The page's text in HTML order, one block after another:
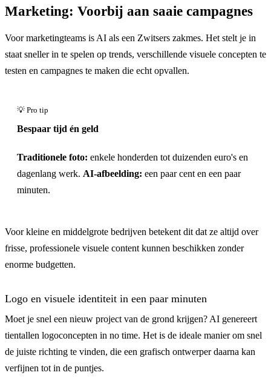
Marketing: Voorbij aan saaie campagnes
Voor marketingteams is AI als een Zwitsers zakmes. Het stelt je in
staat sneller in te spelen op trends, verschillende visuele concepten te
testen en campagnes te maken die echt opvallen.
Bespaar tijd én geld
Traditionele foto: enkele honderden tot duizenden euro's en
dagenlang werk. AI-afbeelding: een paar cent en een paar
minuten.
Voor kleine en middelgrote bedrijven betekent dit dat ze altijd over
frisse, professionele visuele content kunnen beschikken zonder
enorme budgetten.
Logo en visuele identiteit in een paar minuten
Moet je snel een nieuw project van de grond krijgen? AI genereert
tientallen logoconcepten in no time. Het is de ideale manier om snel
de juiste richting te vinden, die een grafisch ontwerper daarna kan
verfijnen tot in de puntjes.